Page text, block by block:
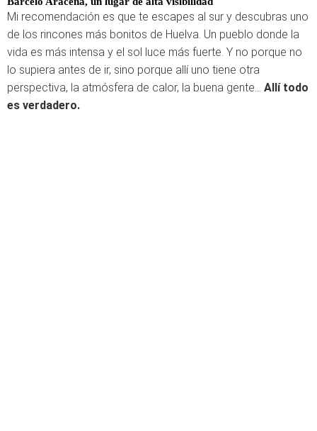
Mi recomendación es que te escapes al sur y descubras uno
de los rincones más bonitos de Huelva. Un pueblo donde la
vida es más intensa y el sol luce más fuerte. Y no porque no
lo supiera antes de ir, sino porque allí uno tiene otra
perspectiva, la atmósfera de calor, la buena gente... Allí todo
es verdadero.